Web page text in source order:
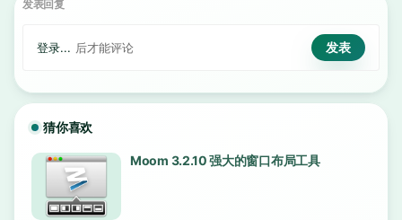
发表回复
登录... 后才能评论
猜你喜欢
Moom 3.2.10 强大的窗口布局工具